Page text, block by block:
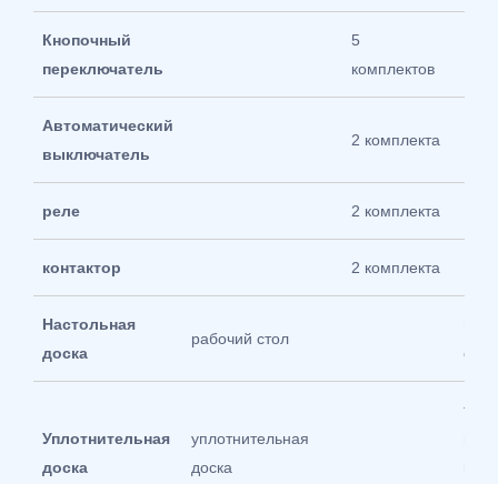
Кнопочный
переключатель
5
комплектов
Автоматический
выключатель
2 комплекта
реле 2 комплекта
контактор 2 комплекта
Настольная
доска
рабочий стол
Уплотнительная
доска
уплотнительная
доска